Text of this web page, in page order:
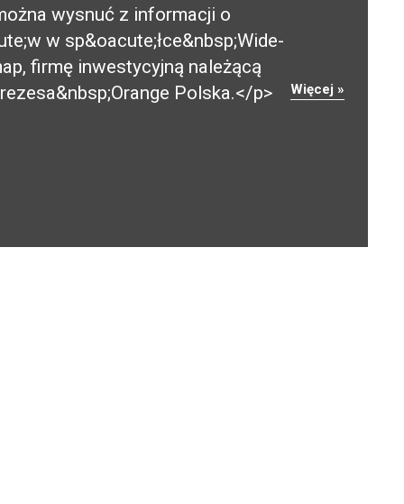
wysnuć z informacji o
w sp&oacute;łce&nbsp;Wide-
firmę inwestycyjną należącą
Polska.</p>
Więcej »